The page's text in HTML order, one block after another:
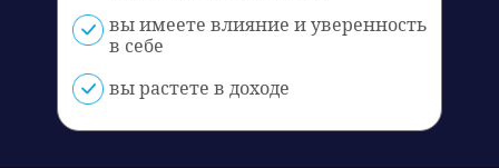
вы имеете влияние и уверенность
в себе
вы растете в доходе